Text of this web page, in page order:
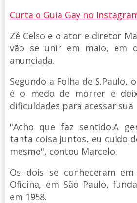
Curta o Guia Gay no
Zé Celso e o ator e diretor
vão se unir em maio, em
anunciada.
Segundo a Folha de S.Paulo,
é o medo de morrer e
dificuldades para acessar sua
"Acho que faz sentido.A
tanta coisa juntos, eu cuido
mesmo", contou Marcelo.
Os dois se conheceram
Oficina, em São Paulo,
em 1958.